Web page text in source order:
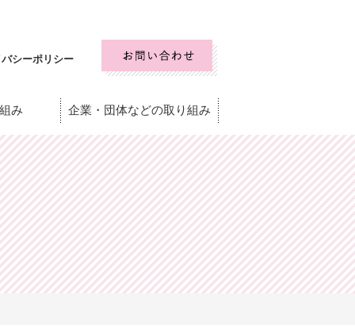
シーポリシー
み 企業・団体などの取り組み